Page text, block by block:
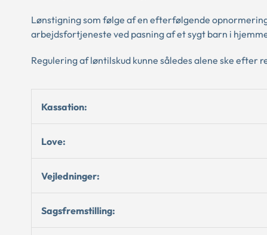
Lønstigning som følge af en efterfølgende
arbejdsfortjeneste ved pasning af et sygt barn i
Regulering af løntilskud kunne således alene ske efter
Kassation:
Love:
Vejledninger:
Sagsfremstilling: